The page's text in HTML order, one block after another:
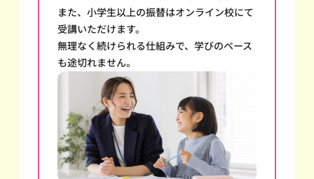
また、小学生以上の振替はオンライン校にて
受講いただけます。
無理なく続けられる仕組みで、学びのペース
も途切れません。